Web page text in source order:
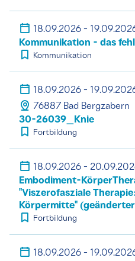
18.09.2026 -
Kommunikation - das
Kommunikation
18.09.2026 -
76887 Bad Bergzabern
30-26039_Knie
Fortbildung
18.09.2026 -
Embodiment-
"Viszerofasziale
Körpermitte"
Fortbildung
18.09.2026 -